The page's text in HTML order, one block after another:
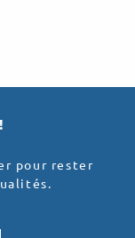
pour rester